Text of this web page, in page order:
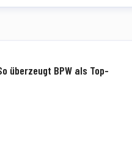
überzeugt BPW als Top-